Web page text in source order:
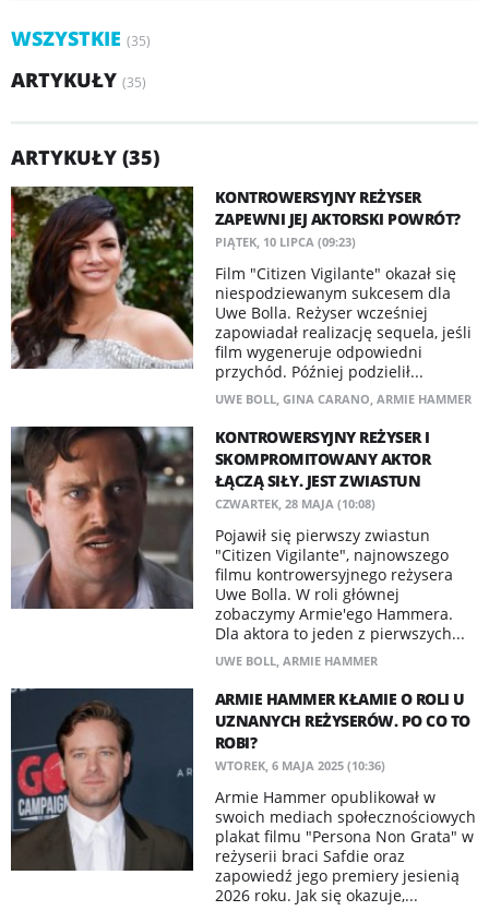
WSZYSTKIE (35)
ARTYKUŁY (35)
ARTYKUŁY (35)
KONTROWERSYJNY REŻYSER
ZAPEWNI JEJ AKTORSKI POWRÓT?
PIĄTEK, 10 LIPCA (09:23)
Film "Citizen Vigilante" okazał się
niespodziewanym sukcesem dla
Uwe Bolla. Reżyser wcześniej
zapowiadał realizację sequela, jeśli
film wygeneruje odpowiedni
przychód. Później podzielił...
UWE BOLL, GINA CARANO, ARMIE HAMMER
KONTROWERSYJNY REŻYSER I
SKOMPROMITOWANY AKTOR
ŁĄCZĄ SIŁY. JEST ZWIASTUN
CZWARTEK, 28 MAJA (10:08)
Pojawił się pierwszy zwiastun
"Citizen Vigilante", najnowszego
filmu kontrowersyjnego reżysera
Uwe Bolla. W roli głównej
zobaczymy Armie'ego Hammera.
Dla aktora to jeden z pierwszych...
UWE BOLL, ARMIE HAMMER
ARMIE HAMMER KŁAMIE O ROLI U
UZNANYCH REŻYSERÓW. PO CO TO
ROBI?
WTOREK, 6 MAJA 2025 (10:36)
Armie Hammer opublikował w
swoich mediach społecznościowych
plakat filmu "Persona Non Grata" w
reżyserii braci Safdie oraz
zapowiedź jego premiery jesienią
2026 roku. Jak się okazuje,...